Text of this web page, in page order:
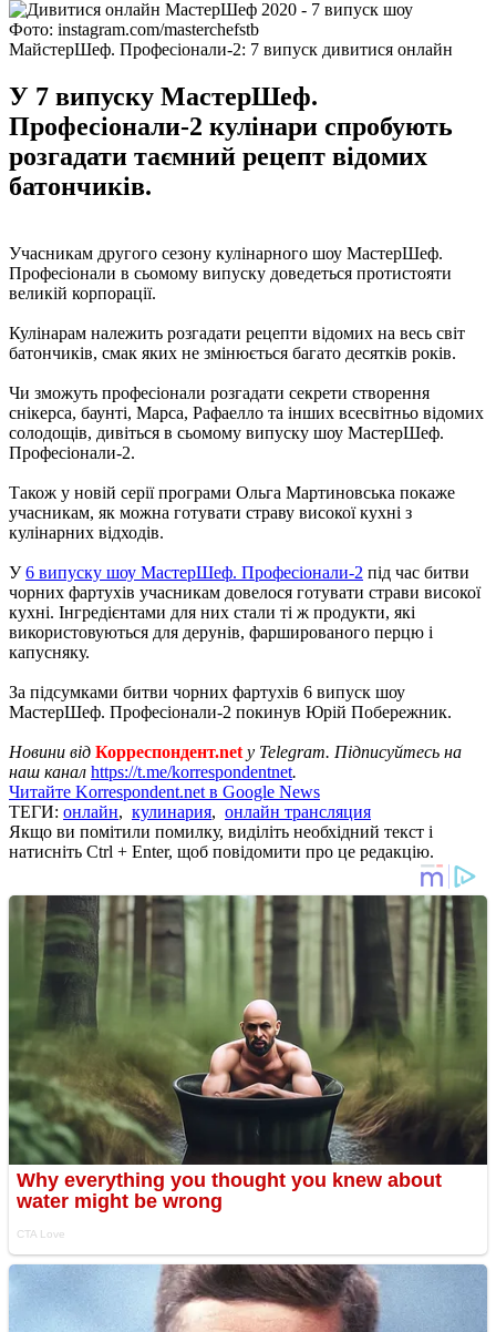
Фото: instagram.com/masterchefstb
МайстерШеф. Професіонали-2: 7 випуск дивитися онлайн
У 7 випуску МастерШеф.
Професіонали-2 кулінари спробують
розгадати таємний рецепт відомих
батончиків.
Учасникам другого сезону кулінарного шоу МастерШеф.
Професіонали в сьомому випуску доведеться протистояти
великій корпорації.
Кулінарам належить розгадати рецепти відомих на весь світ
батончиків, смак яких не змінюється багато десятків років.
Чи зможуть професіонали розгадати секрети створення
снікерса, баунті, Марса, Рафаелло та інших всесвітньо відомих
солодощів, дивіться в сьомому випуску шоу МастерШеф.
Професіонали-2.
Також у новій серії програми Ольга Мартиновська покаже
учасникам, як можна готувати страву високої кухні з
кулінарних відходів.
У6 випуску шоу МастерШеф. Професіонали-2 під час битви
чорних фартухів учасникам довелося готувати страви високої
кухні. Інгредієнтами для них стали ті ж продукти, які
використовуються для дерунів, фаршированого перцю і
капусняку.
За підсумками битви чорних фартухів 6 випуск шоу
МастерШеф. Професіонали-2 покинув Юрій Побережник.
Новини від Корреспондент.net у Telegram. Підписуйтесь на
наш канал https://t.me/korrespondentnet.
Читайте Korrespondent.net в Google News
ТЕГИ: онлайн, кулинария, онлайн трансляция
Якщо ви помітили помилку, виділіть необхідний текст і
натисніть Ctrl + Enter, щоб повідомити про це редакцію.